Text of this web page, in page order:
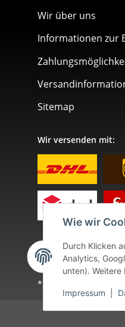
Wie wir
Durch Klicken
Analytics,
unten). Weitere
Impressum
Wir über uns
Informationen zur
Sitemap
Wir versenden mit:
* Alle Preise inkl.